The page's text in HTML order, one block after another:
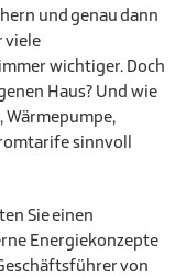
und genau dann
viele
wichtiger. Doch
Haus? Und wie
sinnvoll
Sie einen
Energiekonzepte
von